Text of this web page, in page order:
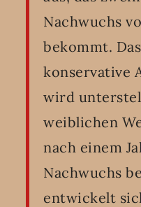
Nachwuchs
bekommt.
konservative
wird
weiblichen
nach einem
Nachwuchs
entwickelt